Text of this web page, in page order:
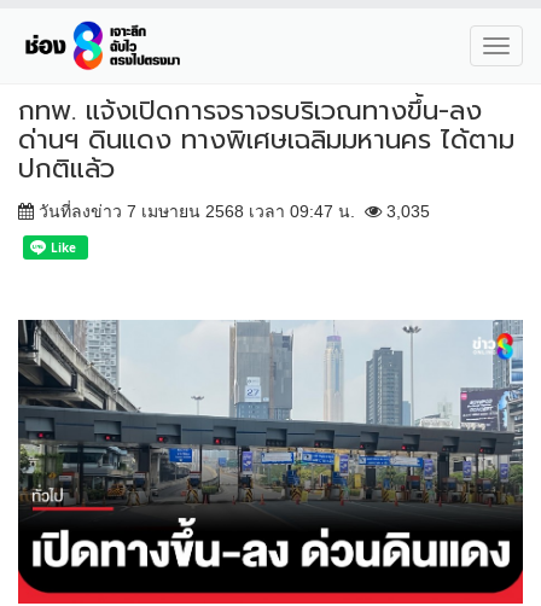
กทพ. แจ้งเปิดการจราจรบริเวณทางขึ้น-ลง
ด่านฯ ดินแดง ทางพิเศษเฉลิมมหานคร ได้ตาม
ปกติแล้ว
วันที่ลงข่าว 7 เมษายน 2568 เวลา 09:47 น. 3,035